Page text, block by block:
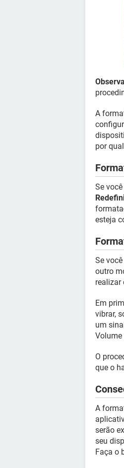
A
por
Se
esteja
Se
outro
realizar
Em
vibrar,
um
Volume
O
que o
A
serão
seu
Faça o